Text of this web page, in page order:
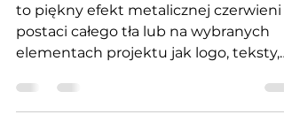
Vivid Red
to piękny efekt metalicznej czerwieni
elementach projektu jak logo, teksty,
ikony, grafiki. Twoja...